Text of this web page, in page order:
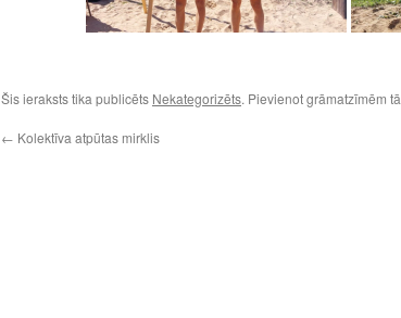
Šis ieraksts tika publicēts Nekategorizēts. Pievienot grāmatzīmēm tā
← Kolektīva atpūtas mirklis